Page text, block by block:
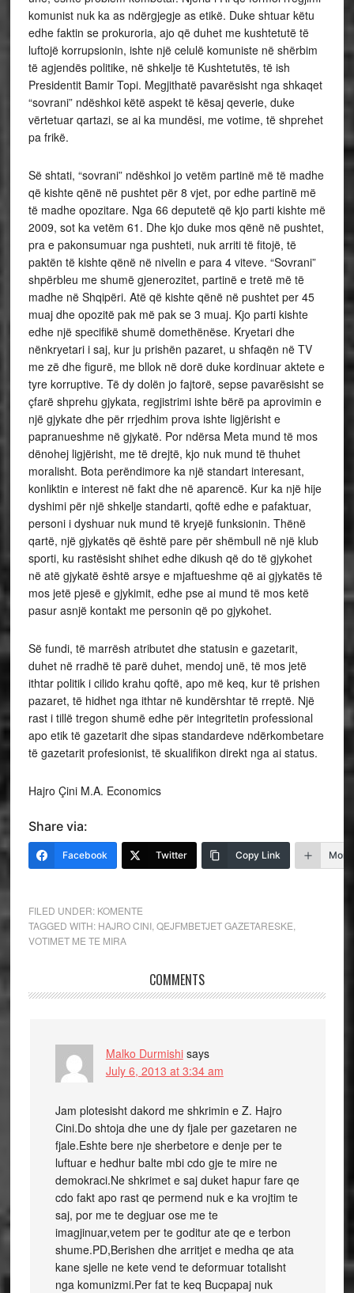
komunist nuk ka as ndërgjegje as etikë. Duke shtuar këtu
edhe faktin se prokuroria, ajo që duhet me kushtetutë të
luftojë korrupsionin, ishte një celulë komuniste në shërbim
të agjendës politike, në shkelje të Kushtetutës, të ish
Presidentit Bamir Topi. Megjithatë pavarësisht nga shkaqet
“sovrani” ndëshkoi këtë aspekt të kësaj qeverie, duke
vërtetuar qartazi, se ai ka mundësi, me votime, të shprehet
pa frikë.
Së shtati, “sovrani” ndëshkoi jo vetëm partinë më të madhe
që kishte qënë në pushtet për 8 vjet, por edhe partinë më
të madhe opozitare. Nga 66 deputetë që kjo parti kishte më
2009, sot ka vetëm 61. Dhe kjo duke mos qënë në pushtet,
pra e pakonsumuar nga pushteti, nuk arriti të fitojë, të
paktën të kishte qënë në nivelin e para 4 viteve. “Sovrani”
shpërbleu me shumë gjenerozitet, partinë e tretë më të
madhe në Shqipëri. Atë që kishte qënë në pushtet per 45
muaj dhe opozitë pak më pak se 3 muaj. Kjo parti kishte
edhe një specifikë shumë domethënëse. Kryetari dhe
nënkryetari i saj, kur ju prishën pazaret, u shfaqën në TV
me zë dhe figurë, me bllok në dorë duke kordinuar aktete e
tyre korruptive. Të dy dolën jo fajtorë, sepse pavarësisht se
çfarë shprehu gjykata, regjistrimi ishte bërë pa aprovimin e
një gjykate dhe për rrjedhim prova ishte ligjërisht e
papranueshme në gjykatë. Por ndërsa Meta mund të mos
dënohej ligjërisht, me të drejtë, kjo nuk mund të thuhet
moralisht. Bota perëndimore ka një standart interesant,
konliktin e interest në fakt dhe në aparencë. Kur ka një hije
dyshimi për një shkelje standarti, qoftë edhe e pafaktuar,
personi i dyshuar nuk mund të kryejë funksionin. Thënë
qartë, një gjykatës që është pare për shëmbull në një klub
sporti, ku rastësisht shihet edhe dikush që do të gjykohet
në atë gjykatë është arsye e mjaftueshme që ai gjykatës të
mos jetë pjesë e gjykimit, edhe pse ai mund të mos ketë
pasur asnjë kontakt me personin që po gjykohet.
Së fundi, të marrësh atributet dhe statusin e gazetarit,
duhet në rradhë të parë duhet, mendoj unë, të mos jetë
ithtar politik i cilido krahu qoftë, apo më keq, kur të prishen
pazaret, të hidhet nga ithtar në kundërshtar të rreptë. Një
rast i tillë tregon shumë edhe për integritetin professional
apo etik të gazetarit dhe sipas standardeve ndërkombetare
të gazetarit profesionist, të skualifikon direkt nga ai status.
Hajro Çini M.A. Economics
Share via:
Facebook Twitter Copy Link More
FILED UNDER: KOMENTE
TAGGED WITH: HAJRO CINI, QEJFMBETJET GAZETARESKE
VOTIMET ME TE MIRA
COMMENTS
Malko Durmishi says
July 6, 2013 at 3:34 am
Jam plotesisht dakord me shkrimin e Z. Hajro
Cini.Do shtoja dhe une dy fjale per gazetaren ne
fjale.Eshte bere nje sherbetore e denje per te
luftuar e hedhur balte mbi cdo gje te mire ne
demokraci.Ne shkrimet e saj duket hapur fare qe
cdo fakt apo rast qe permend nuk e ka vrojtim te
saj, por me te degjuar ose me te
imagjinuar,vetem per te goditur ate qe e terbon
shume.PD,Berishen dhe arritjet e medha qe ata
kane sjelle ne kete vend te deformuar totalisht
nga komunizmi.Per fat te keq Bucpapaj nuk